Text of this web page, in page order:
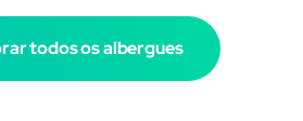
todos os albergues